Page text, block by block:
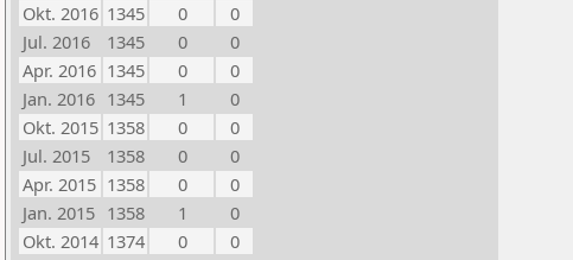
Okt. 2016 1345 0
0
Jul. 2016
1345 0
0
Apr. 2016 1345 0
0
Jan. 2016 1345 1
0
Okt. 2015 1358 0
0
Jul. 2015
1358 0
0
Apr. 2015 1358 0
0
Jan. 2015 1358 1
0
Okt. 2014 1374 0
0